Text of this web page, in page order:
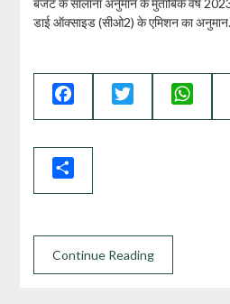
डाई ऑक्‍साइड (सीओ2) के एमिशन का
Facebook Twitter
Continue Reading